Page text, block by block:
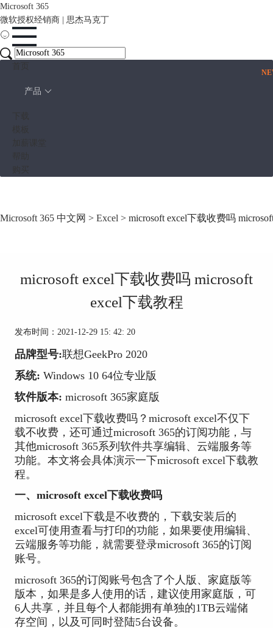
Microsoft 365
微软授权经销商 | 思杰马克丁
产品
Microsoft 365 中文网 > Excel > microsoft excel下载收费吗
microsoft excel下载收费吗 microsoft
excel下载教程
发布时间：2021-12-29 15: 42: 20
品牌型号:联想GeekPro 2020
系统: Windows 10 64位专业版
软件版本: microsoft 365家庭版
microsoft excel下载收费吗？microsoft excel不仅下
载不收费，还可通过microsoft 365的订阅功能，与
其他microsoft 365系列软件共享编辑、云端服务等
功能。本文将会具体演示一下microsoft excel下载教
程。
一、microsoft excel下载收费吗
microsoft excel下载是不收费的，下载安装后的
excel可使用查看与打印的功能，如果要使用编辑、
云端服务等功能，就需要登录microsoft 365的订阅
账号。
microsoft 365的订阅账号包含了个人版、家庭版等
版本，如果是多人使用的话，建议使用家庭版，可
6人共享，并且每个人都能拥有单独的1TB云端储
存空间，以及可同时登陆5台设备。